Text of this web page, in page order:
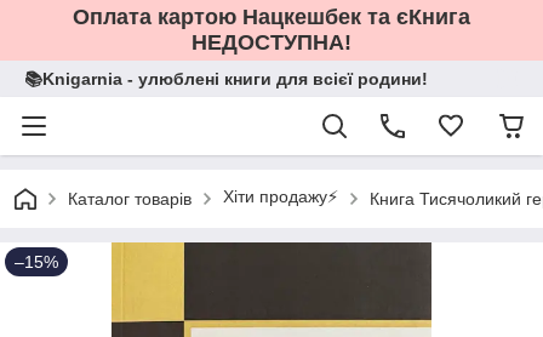
Оплата картою Нацкешбек та єКнига
НЕДОСТУПНА!
📚Knigarnia - улюблені книги для всієї родини!
Каталог товарів Хіти продажу⚡️ Книга Тисячоликий
–15%